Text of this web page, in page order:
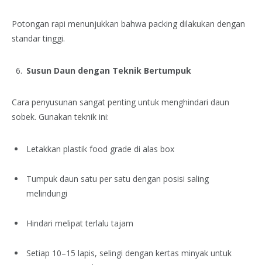
Potongan rapi menunjukkan bahwa packing dilakukan dengan
standar tinggi.
Susun Daun dengan Teknik Bertumpuk
Cara penyusunan sangat penting untuk menghindari daun
sobek. Gunakan teknik ini:
Letakkan plastik food grade di alas box
Tumpuk daun satu per satu dengan posisi saling
melindungi
Hindari melipat terlalu tajam
Setiap 10–15 lapis, selingi dengan kertas minyak untuk